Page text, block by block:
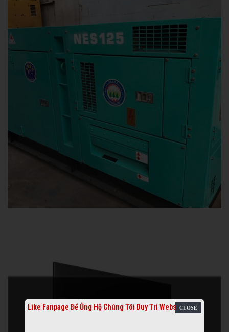
Like Fanpage Để Ủng Hộ Chúng Tôi Duy Trì Website